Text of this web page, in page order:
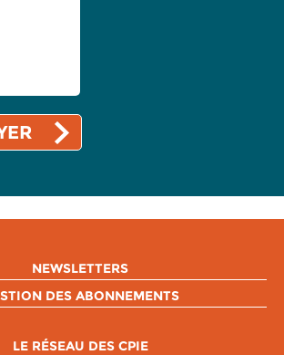
NEWSLETTERS
DES ABONNEMENTS
LE RÉSEAU DES CPIE